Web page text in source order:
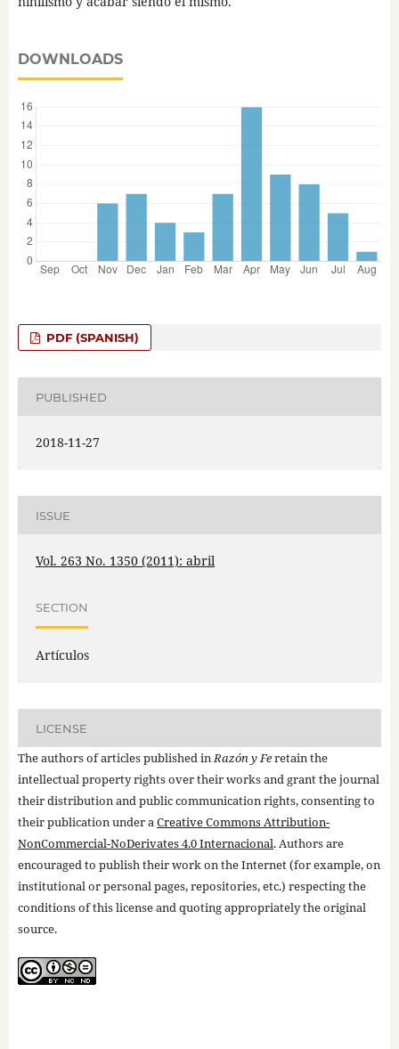
DOWNLOADS
PDF (SPANISH)
PUBLISHED
2018-11-27
ISSUE
Vol. 263 No. 1350 (2011): abril
SECTION
Artículos
LICENSE
The authors of articles published inRazón y Feretain the
intellectual property rights over their works and grant the journal
their distribution and public communication rights, consenting to
their publication under aCreative Commons Attribution-
NonCommercial-NoDerivates 4.0 Internacional. Authors are
encouraged to publish their work on the Internet (for example, on
institutional or personal pages, repositories, etc.) respecting the
conditions of this license and quoting appropriately the original
source.